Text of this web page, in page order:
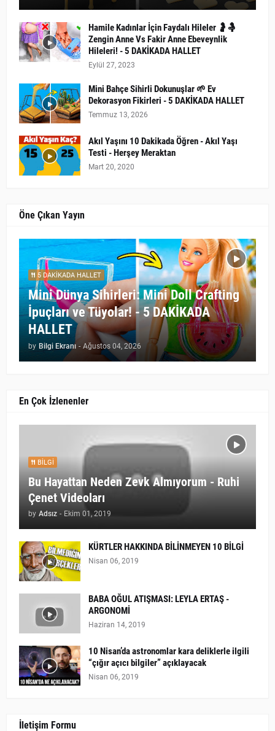
Hamile Kadınlar İçin Faydalı Hileler 🤰🤱
Zengin Anne Vs Fakir Anne Ebeveynlik
Hileleri! - 5 DAKİKADA HALLET
Eylül 27, 2023
Mini Bahçe Sihirli Dokunuşlar 🌱 Ev
Dekorasyon Fikirleri - 5 DAKİKADA HALLET
Temmuz 13, 2026
Akıl Yaşını 10 Dakikada Öğren - Akıl Yaşı
Testi - Herşey Meraktan
Mart 20, 2020
Öne Çıkan Yayın
5 DAKİKADA HALLET
Mini Dünya Sihirleri: Mini Doll Crafting
İpuçları ve Tüyolar! - 5 DAKİKADA
HALLET
by Bilgi Ekranı - Ağustos 04, 2026
En Çok İzlenenler
BILGI
Bu Hayattan Neden Zevk Almıyorum - Ruhi
Çenet Videoları
by Adsız - Ekim 01, 2019
KÜRTLER HAKKINDA BİLİNMEYEN 10 BİLGİ
Nisan 06, 2019
BABA OĞUL ATIŞMASI: LEYLA ERTAŞ -
ARGONOMİ
Haziran 14, 2019
10 Nisan’da astronomlar kara deliklerle ilgili
“çığır açıcı bilgiler” açıklayacak
Nisan 06, 2019
İletişim Formu